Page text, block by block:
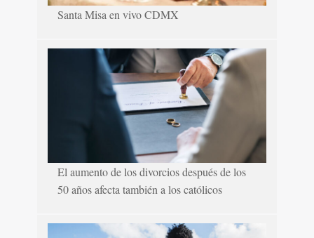
Santa Misa en vivo CDMX
El aumento de los divorcios después de los
50 años afecta también a los católicos